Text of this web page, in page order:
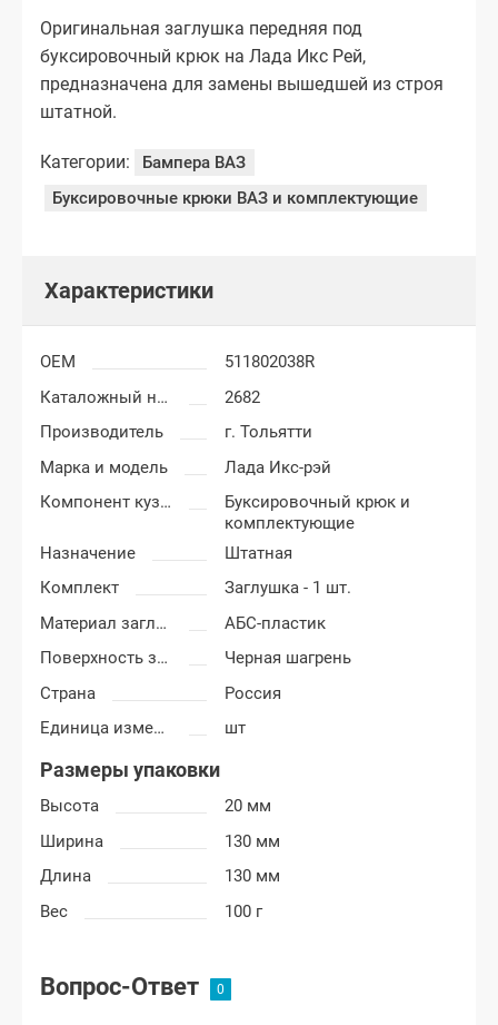
Оригинальная заглушка передняя под
буксировочный крюк на Лада Икс Рей,
предназначена для замены вышедшей из строя
штатной.
Категории:
Бампера ВАЗ
Буксировочные крюки ВАЗ и комплектующие
Характеристики
OEM
511802038R
Каталожный номер
2682
Производитель
г. Тольятти
Марка и модель
Лада Икс-рэй
Компонент кузова
Буксировочный крюк и
комплектующие
Назначение
Штатная
Комплект
Заглушка - 1 шт.
Материал заглушки (крюка)
АБС-пластик
Поверхность заглушки
Черная шагрень
Страна
Россия
Единица измерения
шт
Размеры упаковки
Высота
20 мм
Ширина
130 мм
Длина
130 мм
Вес
100 г
Вопрос-Ответ